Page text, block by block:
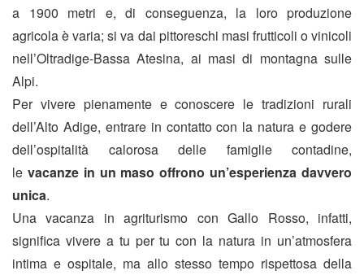
a 1900 metri e, di conseguenza, la loro produzione
agricola è varia; si va dai pittoreschi masi frutticoli o vinicoli
nell’Oltradige-Bassa Atesina, ai masi di montagna sulle
Alpi.
Per vivere pienamente e conoscere le tradizioni rurali
dell’Alto Adige, entrare in contatto con la natura e godere
dell’ospitalità calorosa delle famiglie contadine,
le vacanze in un maso offrono un’esperienza davvero
unica.
Una vacanza in agriturismo con Gallo Rosso, infatti,
significa vivere a tu per tu con la natura in un’atmosfera
intima e ospitale, ma allo stesso tempo rispettosa della